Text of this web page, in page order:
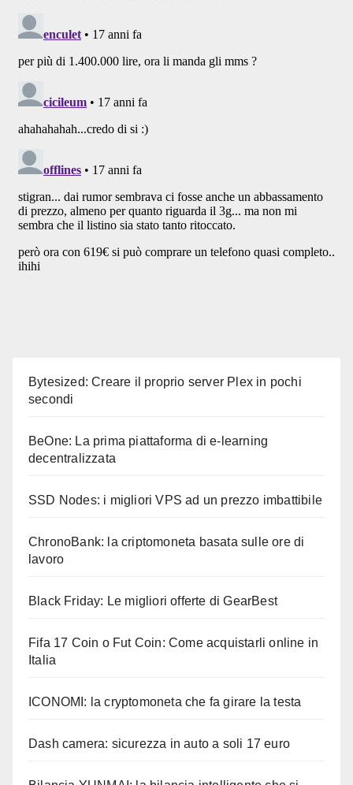
Bytesized: Creare il proprio server Plex in pochi
secondi
BeOne: La prima piattaforma di e-learning
decentralizzata
SSD Nodes: i migliori VPS ad un prezzo imbattibile
ChronoBank: la criptomoneta basata sulle ore di
lavoro
Black Friday: Le migliori offerte di GearBest
Fifa 17 Coin o Fut Coin: Come acquistarli online in
Italia
ICONOMI: la cryptomoneta che fa girare la testa
Dash camera: sicurezza in auto a soli 17 euro